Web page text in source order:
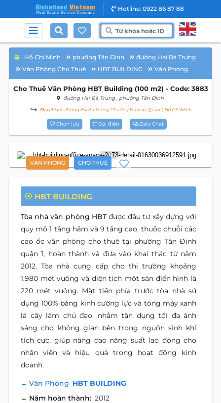
Hotline: 0922 86 87 88
Hồ Chí Minh phường Tân Định
đường Hai Bà Trưng
Văn Phòng Cho Thuê
HBT BUILDING Văn Phòng
Cho Thuê Văn Phòng HBT Building (100 m2) - Code: 3883
đường Hai Bà Trưng , phường Tân Định
Địa chỉ cũ:đường Hai Bà Trưng, Phường Đa Kao, Quận 1, Hồ Chí Minh
Chọn lưu Gọi điện Zalo Chat
VĂN PHÒNG CHO THUÊ
8
HBT BUILDING
Tòa nhà văn phòng HBTđược đầu tư xây dựng với
quy mô 1 tầng hầm và 9 tầng cao, thuộc chuỗi các
cao ốc văn phòng cho thuê tại phường Tân Định
quận 1, hoàn thành và đưa vào khai thác từ năm
2012. Tòa nhà cung cấp cho thị trường khoảng
1.980 mét vuông và diện tích một sàn điển hình là
220 mét vuông. Mặt tiền phía trước tòa nhà sử
dụng 100% bằng kính cường lực và tông mày xanh
lá cây làm chủ đạo, nhằm tận dụng tối đa ánh
sáng cho không gian bên trong nguồn sinh khí
tích cực, giúp nâng cao năng suất lao động cho
nhân viên và hiệu quả trong hoạt động kinh
doanh.
Văn Phòng HBT BUILDING
Năm hoàn thành: 2012